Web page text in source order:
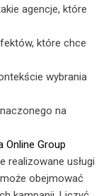
agencje, które
które chce
wybrania
na
Online Group
realizowane usługi
obejmować